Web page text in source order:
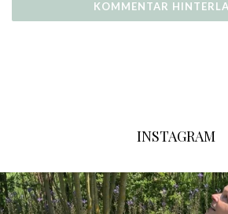
INSTAGRAM